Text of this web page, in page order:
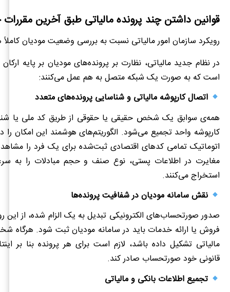
قوانین داشتن چند پرونده مالیاتی طبق آخرین
رویکرد سازمان امور مالیاتی نسبت به بررسی وضعیت مودیان
در نظام جدید مالیاتی، نظارت بر پرونده‌های مودیان بر پایه
است که به صورت یک شبکه متصل به هم عمل می‌کنند:
اتصال کارپوشه مالیاتی و شناسایی پرونده‌های متعدد
همه‌ی سوابق یک شخص حقیقی یا حقوقی از طریق کد ملی یا
کارپوشه واحد تجمیع می‌شود. الگوریتم‌های هوشمند این امکان را
اتوماتیک تمامی کدهای اقتصادی ثبت‌شده برای یک فرد را
مغایرت در اطلاعات پستی، نوع صنف و حجم مبادلات را به
استخراج می‌کنند.
نقش سامانه مودیان در شفافیت پرونده‌ها
صدور صورتحساب‌های الکترونیکی تبدیل به یک الزام شده، از این
فروش یا ارائه خدمات باید در سامانه مودیان ثبت شود. هرگاه
مالیاتی تشکیل داده باشد، لازم است برای هر پرونده بنا بر
قانونی خود صورتحساب صادر کند.
تجمیع اطلاعات بانکی و مالیاتی